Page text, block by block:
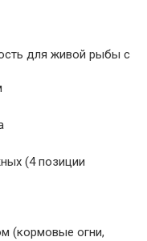
для живой рыбы с
(4 позиции
(кормовые огни,